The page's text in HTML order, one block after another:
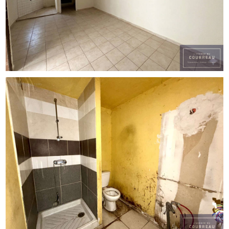
cadre de vie privilégié dans l’un des secteurs les plus
dynamiques de Montpellier.